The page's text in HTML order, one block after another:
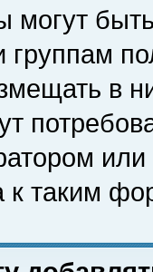
группам
в
к таким